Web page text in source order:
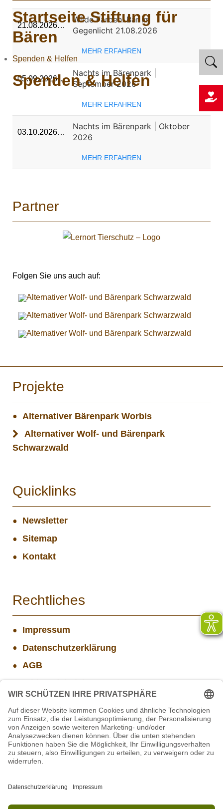
Startseite Stiftung für
Bären
Spenden & Helfen
Spenden & Helfen
21.08.2026…
Wilde Farben: Bär im
Gegenlicht 21.08.2026
MEHR ERFAHREN
05.09.2026…
Nachts im Bärenpark |
September 2026
MEHR ERFAHREN
03.10.2026…
Nachts im Bärenpark | Oktober
2026
MEHR ERFAHREN
Partner
Folgen Sie uns auch auf:
Projekte
Alternativer Bärenpark Worbis
Alternativer Wolf- und Bärenpark
Schwarzwald
Quicklinks
Newsletter
Sitemap
Kontakt
Rechtliches
Impressum
Datenschutzerklärung
AGB
Widerrufsbelehrung
Aktuelle Stellenangebote
Mitarbeiter/in Technik im Projekt SCHWARZWALD